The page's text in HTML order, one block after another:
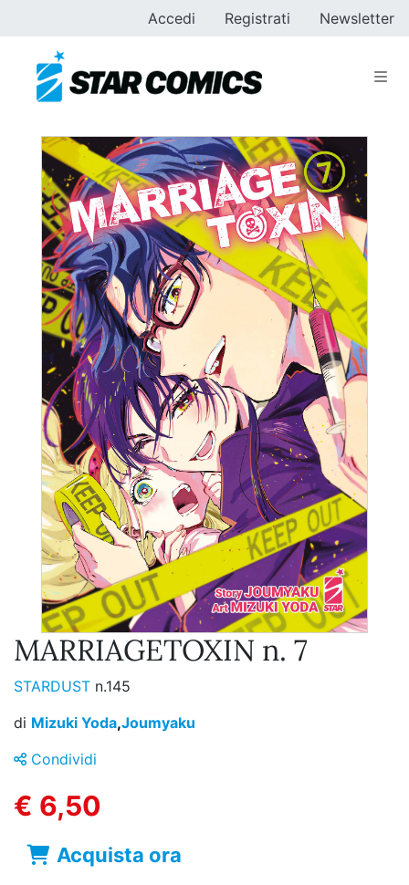
Accedi Registrati Newsletter
MARRIAGETOXIN n. 7
STARDUST n.145
di Mizuki Yoda,Joumyaku
Condividi
€ 6,50
Acquista ora